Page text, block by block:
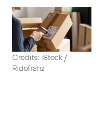
Credits: iStock /
Ridofranz